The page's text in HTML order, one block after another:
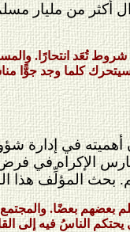
أكثر من مليار
انتحارًا.
كلما وجد جوًّا
في إدارة
الإكراه في فرض
بحث المؤلِّف
بعضهم بعضًا.
الناسُ فيه إلى